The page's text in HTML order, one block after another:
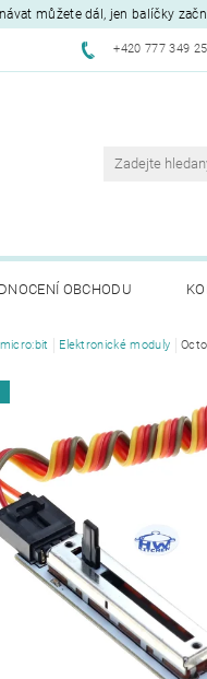
můžete dál, jen balíčky
+420 777 349
OBCHODU
Elektronické moduly